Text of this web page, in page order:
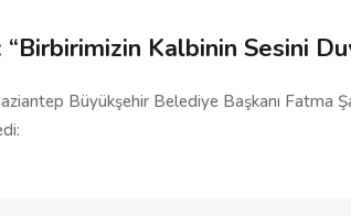
“Birbirimizin Kalbinin Sesini
Büyükşehir Belediye Başkanı Fatma